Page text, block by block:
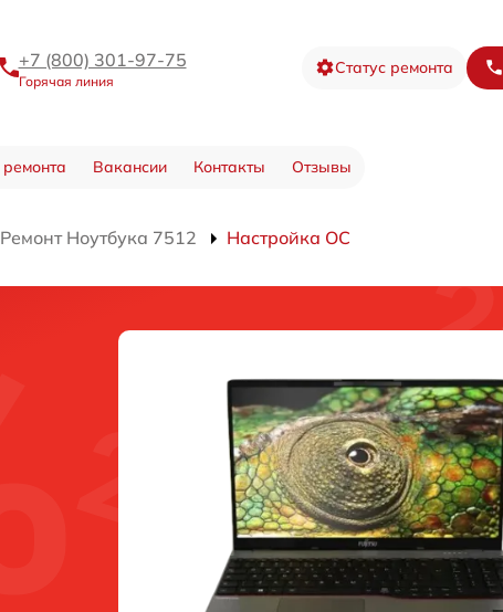
+7 (800) 301-97-75
Горячая линия
Статус ремонта
Вакансии Контакты Отзывы
Ремонт Ноутбука 7512 Настройка ОС